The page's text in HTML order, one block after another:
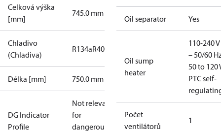
Celková výška
[mm]
745.0 mm
Chladivo
(Chladiva)
R134aR404A R449A R450A
Délka [mm] 750.0 mm
DG Indicator
Profile
Not relevant
for
dangerous
Oil separator Yes
Oil sump
heater
110-240
– 50/60
50 to 120
PTC self-
Počet
ventilátorů
1